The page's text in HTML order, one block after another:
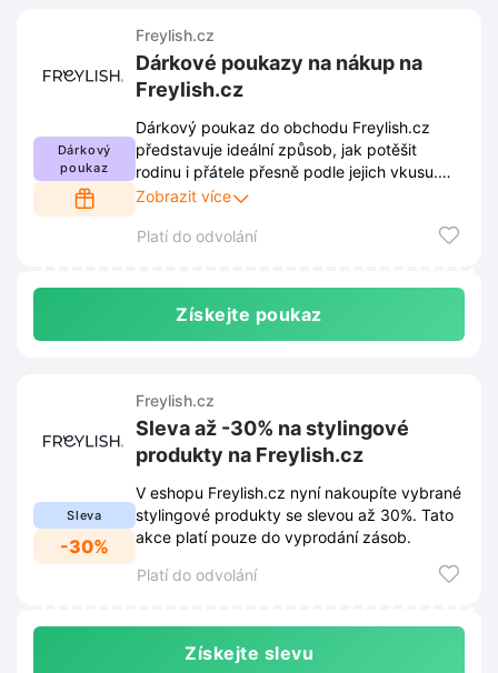
Dárkový
poukaz
Freylish.cz
Dárkové poukazy na nákup na
Freylish.cz
Dárkový poukaz do obchodu Freylish.cz
představuje ideální způsob, jak potěšit
rodinu i přátele přesně podle jejich vkusu.
Obdarovaní si díky tomuto řešení vyberou
svobodou.
Zobrazit více
Platí do odvolání
Získejte poukaz
Sleva
-30%
Freylish.cz
Sleva až -30% na stylingové
produkty na Freylish.cz
V eshopu Freylish.cz nyní nakoupíte vybrané
stylingové produkty se slevou až 30%. Tato
akce platí pouze do vyprodání zásob.
Platí do odvolání
Získejte slevu